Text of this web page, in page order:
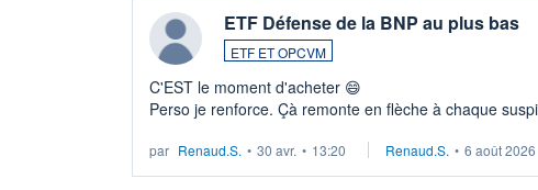
ETF Défense de la BNP au plus bas
ETF ET OPCVM
C'EST le moment d'acheter 😄​
Perso je renforce. Çà remonte en flèche à chaque
par Renaud.S. • 30 avr. • 13:20 Renaud.S. • 6 août 2026